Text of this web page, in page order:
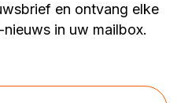
en ontvang elke
in uw mailbox.